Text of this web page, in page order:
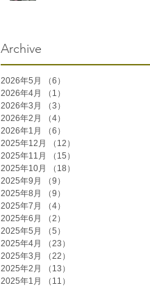
Archive
2026年5月 （6）
2026年4月
（1）
2026年3月
（3）
2026年2月
（4）
2026年1月
（6）
2025年12月
（12）
2025年11月
（15）
2025年10月
（18）
2025年9月
（9）
2025年8月
（9）
2025年7月
（4）
2025年6月
（2）
2025年5月
（5）
2025年4月
（23）
2025年3月
（22）
2025年2月
（13）
2025年1月
（11）